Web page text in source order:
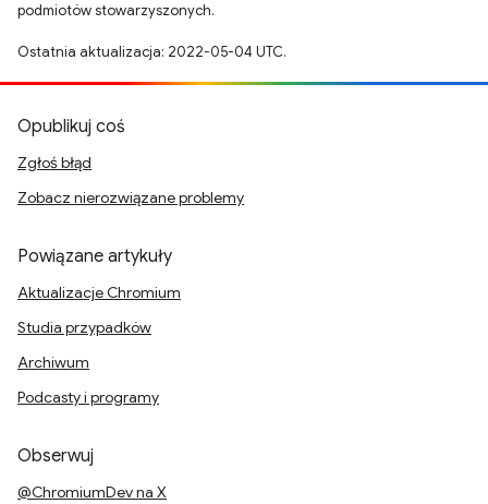
podmiotów stowarzyszonych.
Ostatnia aktualizacja: 2022-05-04 UTC.
Opublikuj coś
Zgłoś błąd
Zobacz nierozwiązane problemy
Powiązane artykuły
Aktualizacje Chromium
Studia przypadków
Archiwum
Podcasty i programy
Obserwuj
@ChromiumDev na X